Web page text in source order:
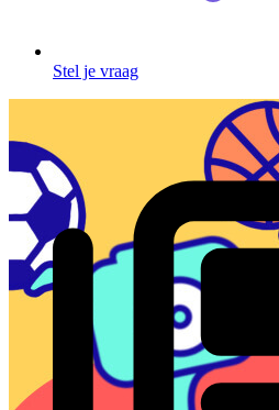
Stel je vraag